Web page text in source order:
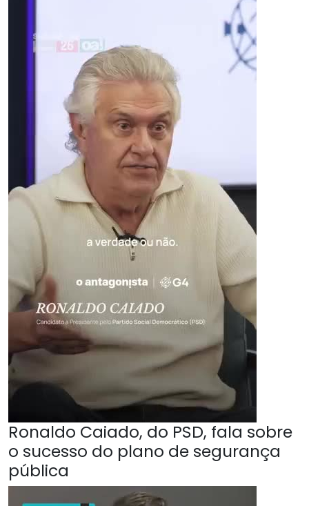
Ronaldo Caiado, do PSD, fala sobre
o sucesso do plano de segurança
pública